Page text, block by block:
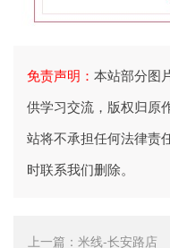
免责声明： 本站部分图
供学习交流，版权归原
站将不承担任何法律责
时联系我们删除。
上一篇： 米线-长安路店